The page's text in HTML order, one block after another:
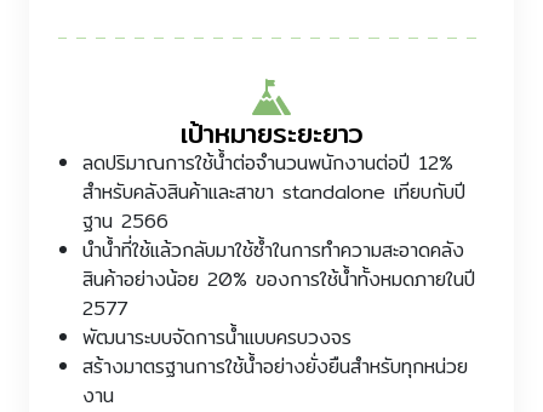
เป้าหมายระยะยาว
ลดปริมาณการใช้น้ำต่อจำนวนพนักงานต่อปี 12%
สำหรับคลังสินค้าและสาขา standalone เทียบกับปี
ฐาน 2566
นำน้ำที่ใช้แล้วกลับมาใช้ซ้ำในการทำความสะอาดคลัง
สินค้าอย่างน้อย 20% ของการใช้น้ำทั้งหมดภายในปี
2577
พัฒนาระบบจัดการน้ำแบบครบวงจร
สร้างมาตรฐานการใช้น้ำอย่างยั่งยืนสำหรับทุกหน่วย
งาน